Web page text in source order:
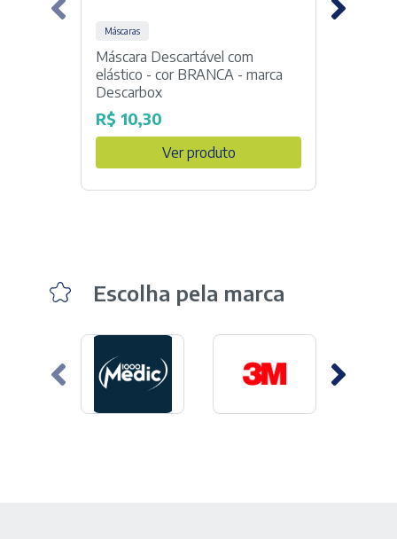
Máscaras
Máscara Descartável com
elástico - cor BRANCA - marca
Descarbox
R$ 10,30
Ver produto
Escolha pela marca